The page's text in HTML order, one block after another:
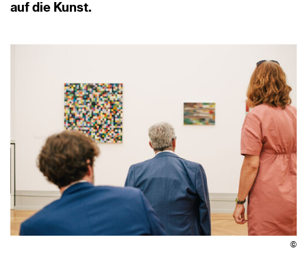
auf die Kunst.
©